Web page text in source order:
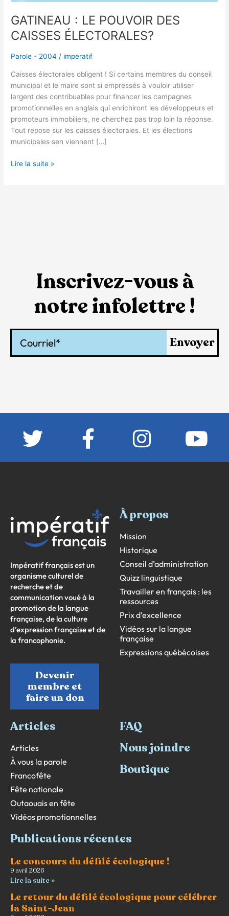
GATINEAU : LE POUVOIR DES
CAISSES ÉLECTORALES?
Parole - 2004 / imperatif
Caisses électorales obligent ! Si certains membres du conseil
municipal et le maire sont si empressés à vouloir utiliser
largent des contribuables pour financer les campagnes
promotionnelles en anglais qui enrichiront les développeurs et
promoteurs immobiliers, ne cherchez pas trop loin la réponse.
Tout repose sur les caisses électorales. Et les élections
municipales sen viennent […]
Lire la suite »
Inscrivez-vous à
notre infolettre !
Envoyer
Impératif français est un
organisme culturel de
recherche et de
communication voué à la
promotion de la langue
française, de la culture
d’expression française et de
la francophonie.
Devenir
membre et
faire un don
À propos
Mission
Historique
Conseil d’administration
Quizz linguistique
Travailler en français : les
ressources
Prix d’excellence
Vidéos sur la langue
française
Expressions québécoises
Articles
Articles
À vous la parole
Francofête
Fête nationale
Outaouais en fête
Vidéos promotionnelles
FAQ
Nous joindre
Boutique
Publications récentes
Le concours du défilé écologique !
9 avril 2026
Lire la suite »
Le retour du défilé écologique pour célébrer
la Saint-Jean